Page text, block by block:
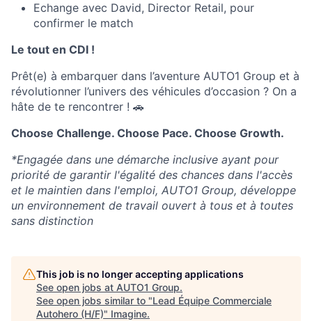
Echange avec David, Director Retail, pour
confirmer le match
Le tout en CDI !
Prêt(e) à embarquer dans l’aventure AUTO1 Group et à
révolutionner l’univers des véhicules d’occasion ? On a
hâte de te rencontrer ! 🚗
Choose Challenge. Choose Pace. Choose Growth.
*Engagée dans une démarche inclusive ayant pour
priorité de garantir l'égalité des chances dans l'accès
et le maintien dans l'emploi, AUTO1 Group, développe
un environnement de travail ouvert à tous et à toutes
sans distinction
This job is no longer accepting applications
See open jobs at AUTO1 Group.
See open jobs similar to "Lead Équipe Commerciale
Autohero (H/F)" Imagine.